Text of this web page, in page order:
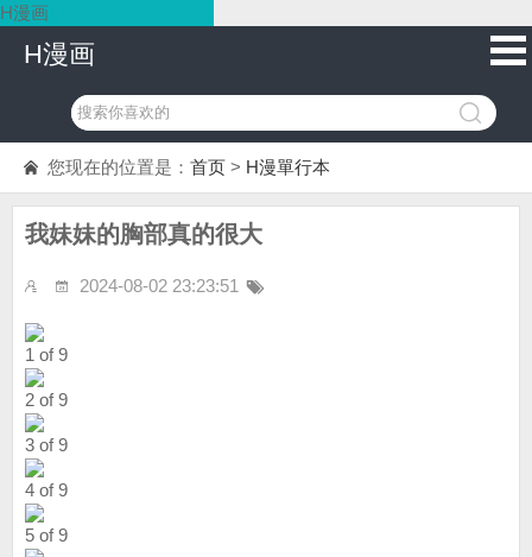
H漫画
H漫画
您现在的位置是： 首页 > H漫單行本
我妹妹的胸部真的很大
2024-08-02 23:23:51
1 of 9
2 of 9
3 of 9
4 of 9
5 of 9